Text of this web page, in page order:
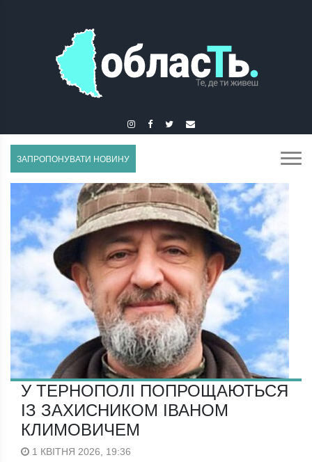
ЗАПРОПОНУВАТИ НОВИНУ
У ТЕРНОПОЛІ ПОПРОЩАЮТЬСЯ
ІЗ ЗАХИСНИКОМ ІВАНОМ
КЛИМОВИЧЕМ
1 КВІТНЯ 2026, 19:36